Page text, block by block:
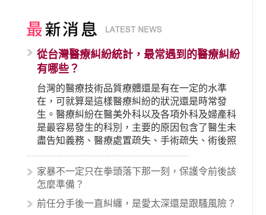
從台灣醫療糾紛統計，最常遇到的醫療糾紛
有哪些？
台灣的醫療技術品質療體還是有在一定的水準
在，可就算是這樣醫療糾紛的狀況還是時常發
生。醫療糾紛在醫美外科以及各項外科及婦產科
是最容易發生的科別，主要的原因包含了醫生未
盡告知義務、醫療處置疏失、手術疏失、術後照
顧失當、醫療費用的收取。雖然醫學進步，但醫
生與病患之間引起的糾紛還是經常發生。很多案
例中最後都走向訴訟流程，我們如果不幸遇到相
的內容其實非常多，有些案例…
家暴不一定只在拳頭落下那一刻，保護令前後該
怎麼準備？
前任分手後一直糾纏，是愛太深還是跟騷風險？